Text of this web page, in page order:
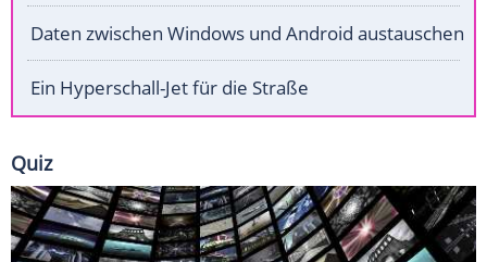
Daten zwischen Windows und Android austauschen
Ein Hyperschall-Jet für die Straße
Quiz